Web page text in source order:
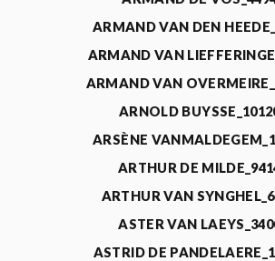
ARMAND VAN DEN
ARMAND VAN
ARMAND VAN
ARNOLD
ARSÈNE
ARTHUR DE
ARTHUR VAN
ASTER VAN
ASTRID DE